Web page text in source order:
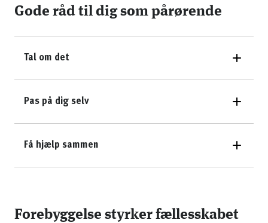
Gode råd til dig som pårørende
Tal om det
Pas på dig selv
Få hjælp sammen
Forebyggelse styrker fællesskabet